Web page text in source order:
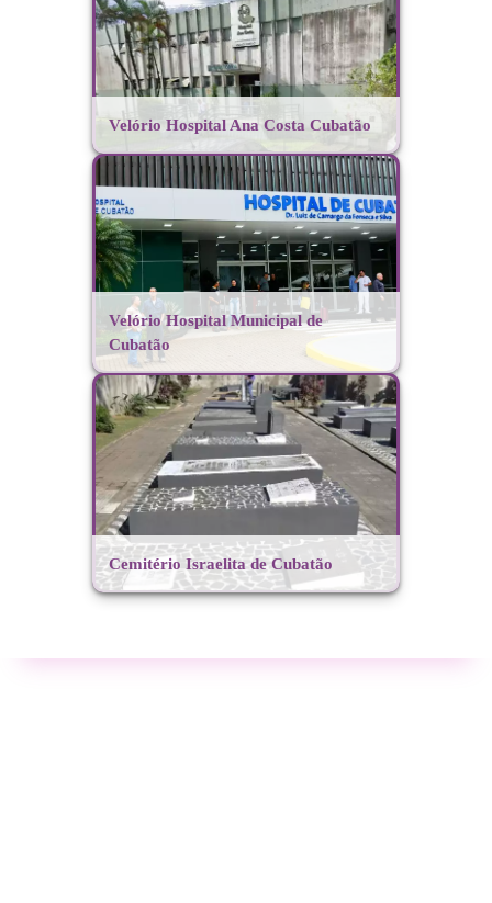
Velório Hospital Ana Costa Cubatão
Velório Hospital Municipal de
Cubatão
Cemitério Israelita de Cubatão